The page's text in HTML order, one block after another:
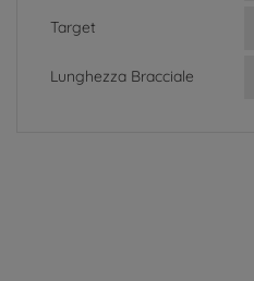
Target
Lunghezza Bracciale